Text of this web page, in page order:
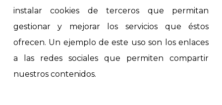
instalar cookies de terceros que permitan
gestionar y mejorar los servicios que éstos
ofrecen. Un ejemplo de este uso son los enlaces
a las redes sociales que permiten compartir
nuestros contenidos.